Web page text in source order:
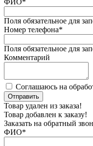
Поля обязательное для
Номер телефона*
Поля обязательное для
Комментарий
Соглашаюсь на
Отправить
Товар удален из заказа!
Товар добавлен к заказу!
Заказать на обратный
ФИО*